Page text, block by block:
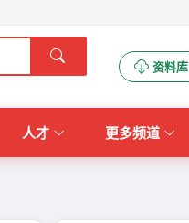
资料库
人才 更多频道